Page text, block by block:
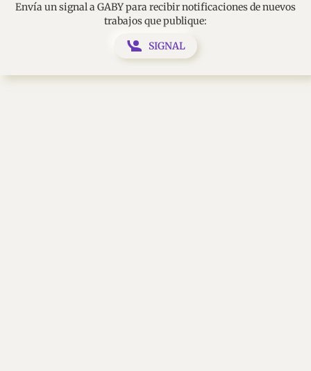
Envía un signal a GABY para recibir notificaciones de nuevos
trabajos que publique:
SIGNAL